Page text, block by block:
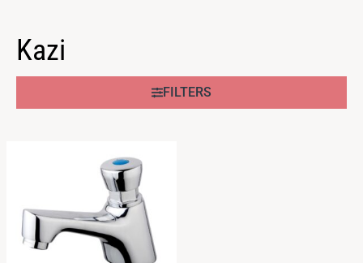
Kazi
FILTERS